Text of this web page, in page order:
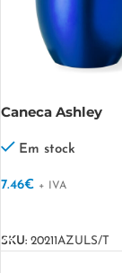
Caneca Ashley
Em stock
7.46€ + IVA
SKU: 20211AZULS/T